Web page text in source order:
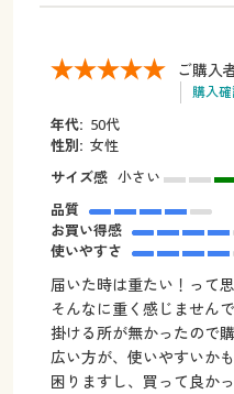
ご購入
購入
年代: 50代
性別: 女性
サイズ感 小さい
品質
お買い得感
使いやすさ
届いた時は重たい！って
そんなに重く感じません
掛ける所が無かったので
広い方が、使いやすいか
困りますし、買って良か